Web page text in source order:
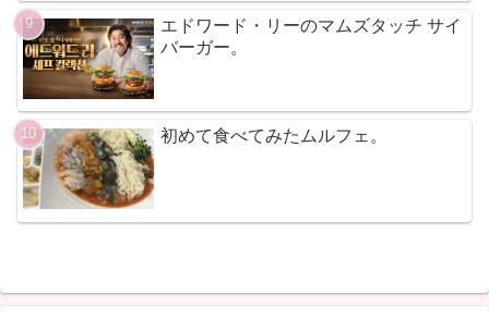
エドワード・リーのマムズタッチ サイ
バーガー。
初めて食べてみたムルフェ。